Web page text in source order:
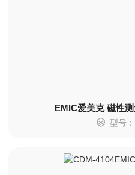
EMIC爱美克 磁性
型号